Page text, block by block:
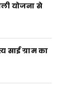
योजना से
साई ग्राम का